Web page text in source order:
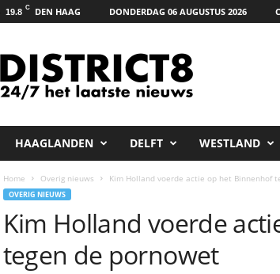
19.8 C DEN HAAG DONDERDAG 06 AUGUSTUS 2026
HAAGLANDEN DELFT WESTLAND
Home Overig nieuws Kim Holland voerde actie op het Binnenhof
OVERIG NIEUWS
Kim Holland voerde
tegen de pornowet